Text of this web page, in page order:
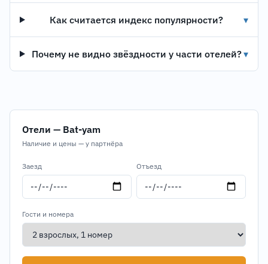
Как считается индекс популярности? ▾
Почему не видно звёздности у части отелей?▾
Отели — Bat-yam
Наличие и цены — у партнёра
Заезд Отъезд
Гости и номера